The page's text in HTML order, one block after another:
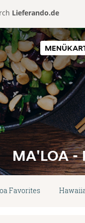
Lieferando.de
MA'LOA -
Favorites